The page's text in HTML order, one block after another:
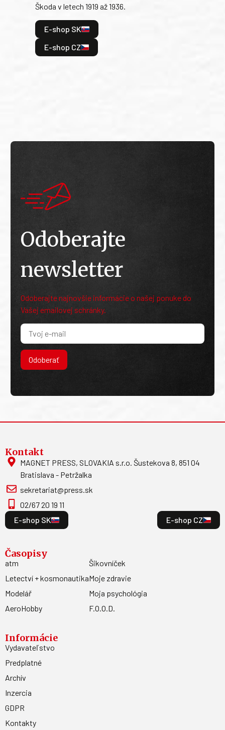
Škoda v letech 1919 až 1936.
E-shop SK
E-shop CZ
Odoberajte
newsletter
Odoberajte najnovšie informácie o našej ponuke do
Vašej emailovej schránky.
Odoberať
Kontakt
MAGNET PRESS, SLOVAKIA s.r.o. Šustekova 8, 851 04
Bratislava - Petržalka
sekretariat@press.sk
02/67 20 19 11
E-shop SK
E-shop CZ
Časopisy
atm
Letectví + kosmonautika
Modelář
AeroHobby
Šikovníček
Moje zdravie
Moja psychológia
F.O.O.D.
Informácie
Vydavateľstvo
Predplatné
Archív
Inzercia
GDPR
Kontakty